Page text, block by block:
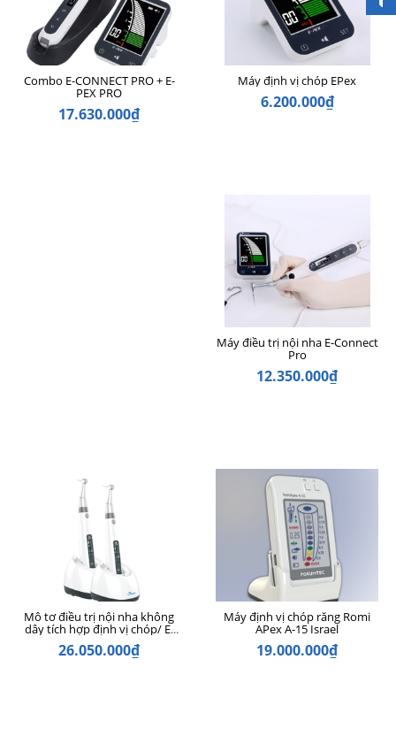
Combo E-CONNECT PRO + E-
PEX PRO
17.630.000₫
Máy định vị chóp EPex
6.200.000₫
Máy điều trị nội nha E-Connect
Pro
12.350.000₫
Mô tơ điều trị nội nha không
dây tích hợp định vị chóp/ E-
26.050.000₫
Máy định vị chóp răng Romi
APex A-15 Israel
19.000.000₫